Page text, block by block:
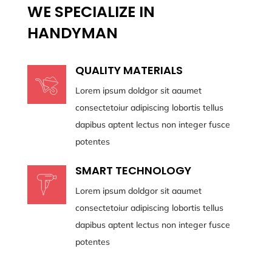
WE SPECIALIZE IN
HANDYMAN
QUALITY MATERIALS
Lorem ipsum doldgor sit aaumet
consectetoiur adipiscing lobortis tellus
dapibus aptent lectus non integer fusce
potentes
SMART TECHNOLOGY
Lorem ipsum doldgor sit aaumet
consectetoiur adipiscing lobortis tellus
dapibus aptent lectus non integer fusce
potentes